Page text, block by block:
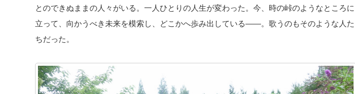
とのできぬままの人々がいる。一人ひとりの人生が変わった。今、時の峠のようなところに
立って、向かうべき未来を模索し、どこかへ歩み出している――。歌うのもそのような人た
ちだった。